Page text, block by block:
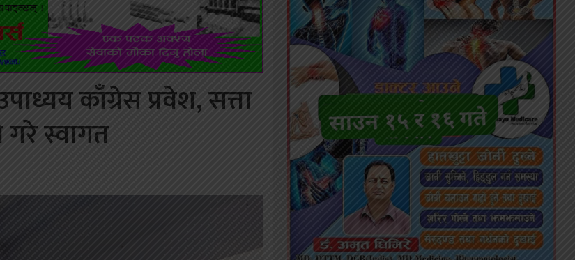
काँग्रेस प्रवेश, सत्ता
गरे स्वागत